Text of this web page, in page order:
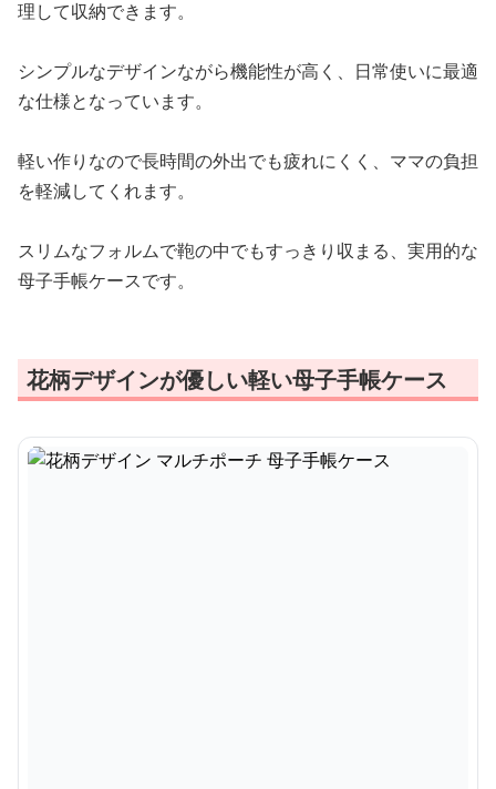
理して収納できます。
シンプルなデザインながら機能性が高く、日常使いに最適
な仕様となっています。
軽い作りなので長時間の外出でも疲れにくく、ママの負担
を軽減してくれます。
スリムなフォルムで鞄の中でもすっきり収まる、実用的な
母子手帳ケースです。
花柄デザインが優しい軽い母子手帳ケース